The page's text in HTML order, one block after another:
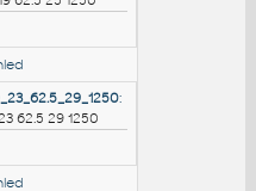
23 50 29 1250